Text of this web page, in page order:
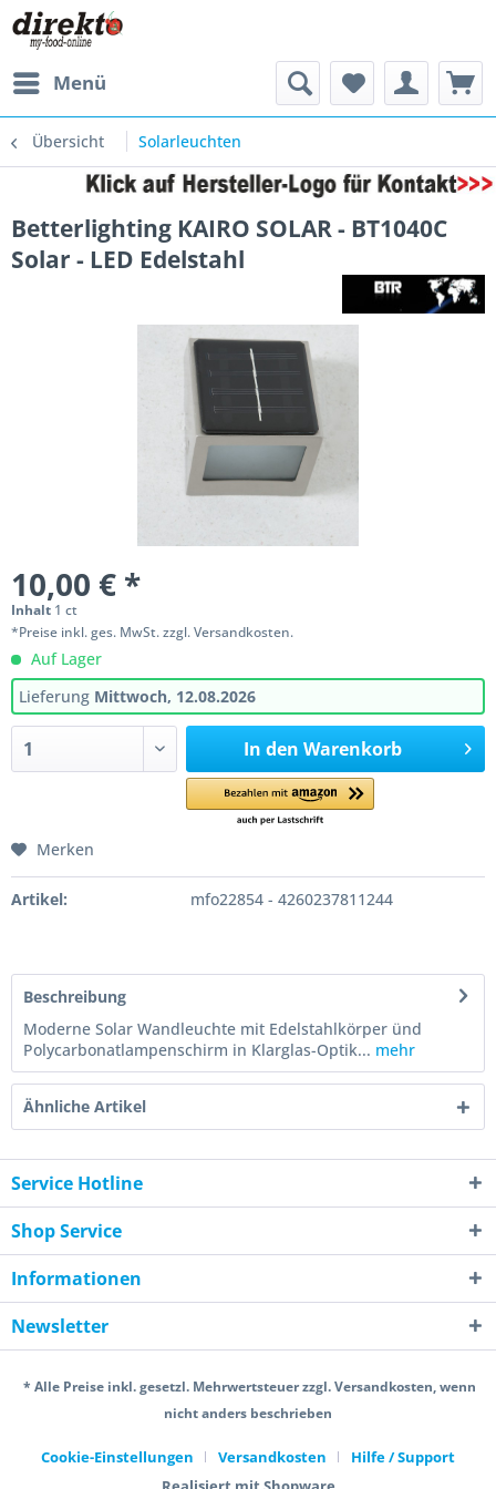
Menü
Übersicht Solarleuchten
Betterlighting KAIRO SOLAR - BT1040C
Solar - LED Edelstahl
10,00 € *
Inhalt 1 ct
*Preise inkl. ges. MwSt. zzgl. Versandkosten.
Auf Lager
Lieferung Mittwoch, 12.08.2026
In den Warenkorb
Merken
Artikel: mfo22854 - 4260237811244
Beschreibung
Moderne Solar Wandleuchte mit Edelstahlkörper ünd
Polycarbonatlampenschirm in Klarglas-Optik... mehr
Ähnliche Artikel
Service Hotline
Shop Service
Informationen
Newsletter
* Alle Preise inkl. gesetzl. Mehrwertsteuer zzgl. Versandkosten, wenn
nicht anders beschrieben
Cookie-Einstellungen Versandkosten
Hilfe / Support